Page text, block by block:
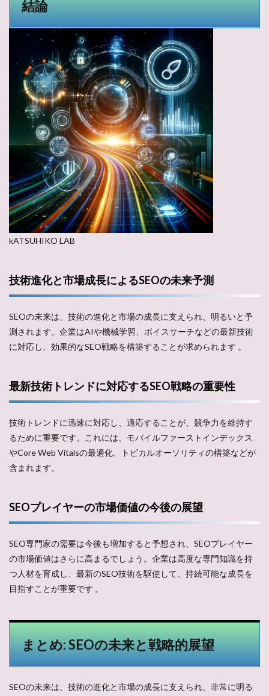
結論
kATSUHIKO LAB
技術進化と市場成長によるSEOの未来予測
SEOの未来は、技術の進化と市場の成長に支えられ、明るいと予
測されます。企業はAIや機械学習、ボイスサーチなどの最新技術
に対応し、効果的なSEO戦略を構築することが求められます​ 。
最新技術トレンドに対応するSEO戦略の重要性
技術トレンドに迅速に対応し、適応することが、競争力を維持す
るために重要です。これには、モバイルファーストインデックス
やCore Web Vitalsの最適化、トピカルオーソリティの構築などが
含まれます​。
SEOプレイヤーの市場価値の今後の展望
SEO専門家の需要は今後も増加すると予想され、SEOプレイヤー
の市場価値はさらに高まるでしょう。企業は高度な専門知識を持
つ人材を育成し、最新のSEO技術を駆使して、持続可能な成長を
目指すことが重要です​ ​。
まとめ: SEOの未来と戦略的展望
SEOの未来は、技術の進化と市場の成長に支えられ、非常に明る